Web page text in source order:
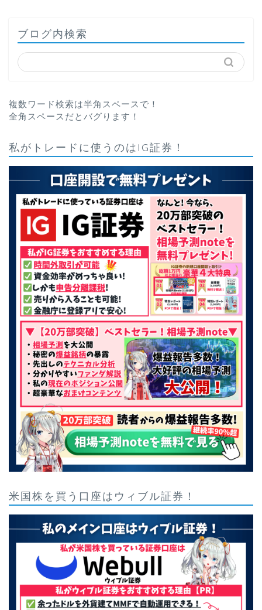
ブログ内検索
複数ワード検索は半角スペースで！
全角スペースだとバグります！
私がトレードに使うのはIG証券！
米国株を買う口座はウィブル証券！